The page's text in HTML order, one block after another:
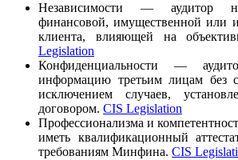
Независимости — аудитор
финансовой, имущественной или
клиента, влияющей на
Legislation
Конфиденциальности —
информацию третьим лицам без
исключением случаев,
договором. CIS Legislation
Профессионализма и
иметь квалификационный
требованиям Минфина. CIS